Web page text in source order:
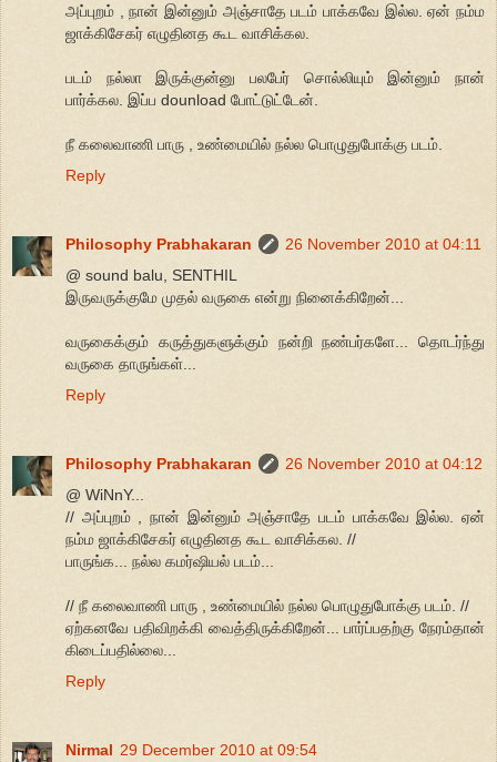
அப்புறம் , நான் இன்னும் அஞ்சாதே படம் பாக்கவே இல்ல. ஏன் நம்ம
ஜாக்கிசேகர் எழுதினத கூட வாசிக்கல.
படம் நல்லா இருக்குன்னு பலபேர் சொல்லியும் இன்னும் நான்
பார்க்கல. இப்ப dounload போட்டுட்டேன்.
நீ கலைவாணி பாரு , உண்மையில் நல்ல பொழுதுபோக்கு படம்.
Reply
Philosophy Prabhakaran
26 November 2010 at 04:11
@ sound balu, SENTHIL
இருவருக்குமே முதல் வருகை என்று நினைக்கிறேன்...
வருகைக்கும் கருத்துகளுக்கும் நன்றி நண்பர்களே... தொடர்ந்து
வருகை தாருங்கள்...
Reply
Philosophy Prabhakaran
26 November 2010 at 04:12
@ WiNnY...
// அப்புறம் , நான் இன்னும் அஞ்சாதே படம் பாக்கவே இல்ல. ஏன்
நம்ம ஜாக்கிசேகர் எழுதினத கூட வாசிக்கல. //
பாருங்க... நல்ல கமர்ஷியல் படம்...
// நீ கலைவாணி பாரு , உண்மையில் நல்ல பொழுதுபோக்கு படம். //
ஏற்கனவே பதிவிறக்கி வைத்திருக்கிறேன்... பார்ப்பதற்கு நேரம்தான்
கிடைப்பதில்லை...
Reply
Nirmal 29 December 2010 at 09:54